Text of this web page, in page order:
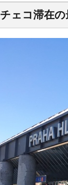
チェコ滞在